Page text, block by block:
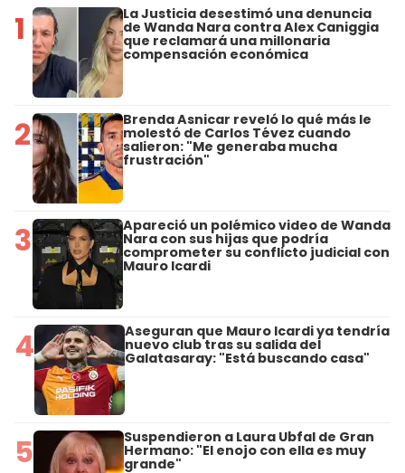
1 La Justicia desestimó una denuncia
de Wanda Nara contra Alex Caniggia
que reclamará una millonaria
compensación económica
2 Brenda Asnicar reveló lo qué más le
molestó de Carlos Tévez cuando
salieron: "Me generaba mucha
frustración"
3 Apareció un polémico video de Wanda
Nara con sus hijas que podría
comprometer su conflicto judicial con
Mauro Icardi
4 Aseguran que Mauro Icardi ya tendría
nuevo club tras su salida del
Galatasaray: "Está buscando casa"
5 Suspendieron a Laura Ubfal de Gran
Hermano: "El enojo con ella es muy
grande"